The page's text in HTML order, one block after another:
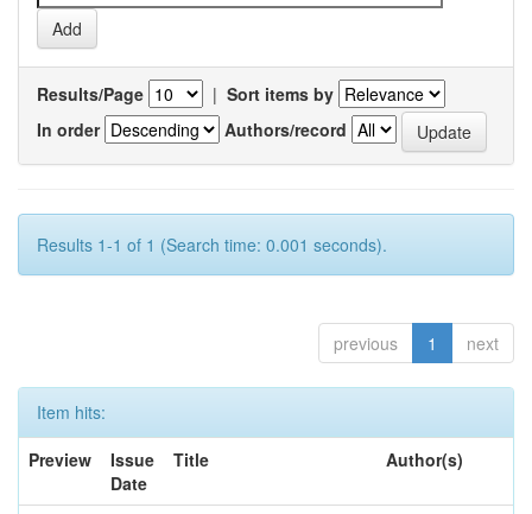
Results/Page | Sort items by
In order
Authors/record
Results 1-1 of 1 (Search time: 0.001 seconds).
previous 1 next
Item hits:
Preview
Issue
Date
Title Author(s)